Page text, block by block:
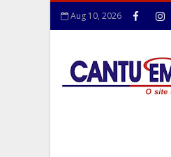
Aug 10, 2026